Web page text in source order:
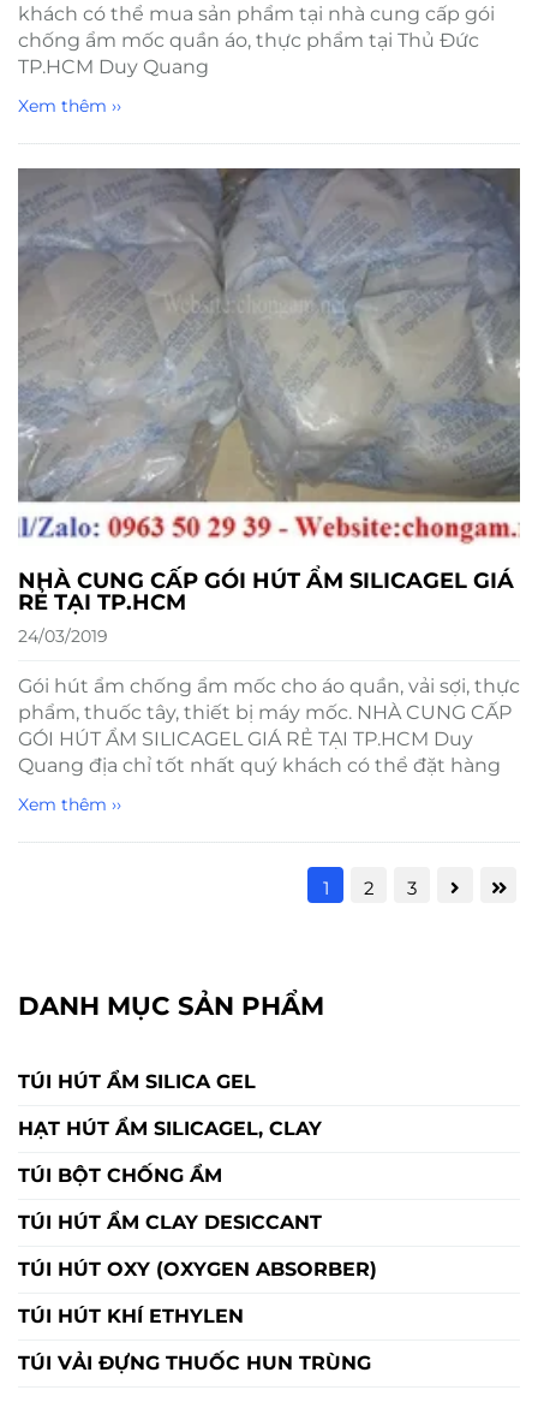
khách có thể mua sản phẩm tại nhà cung cấp gói
chống ẩm mốc quần áo, thực phẩm tại Thủ Đức
TP.HCM Duy Quang
Xem thêm ››
NHÀ CUNG CẤP GÓI HÚT ẨM SILICAGEL GIÁ
RẺ TẠI TP.HCM
24/03/2019
Gói hút ẩm chống ẩm mốc cho áo quần, vải sợi, thực
phẩm, thuốc tây, thiết bị máy mốc. NHÀ CUNG CẤP
GÓI HÚT ẨM SILICAGEL GIÁ RẺ TẠI TP.HCM Duy
Quang địa chỉ tốt nhất quý khách có thể đặt hàng
Xem thêm ››
1 2 3
DANH MỤC SẢN PHẨM
TÚI HÚT ẨM SILICA GEL
HẠT HÚT ẨM SILICAGEL, CLAY
TÚI BỘT CHỐNG ẨM
TÚI HÚT ẨM CLAY DESICCANT
TÚI HÚT OXY (OXYGEN ABSORBER)
TÚI HÚT KHÍ ETHYLEN
TÚI VẢI ĐỰNG THUỐC HUN TRÙNG